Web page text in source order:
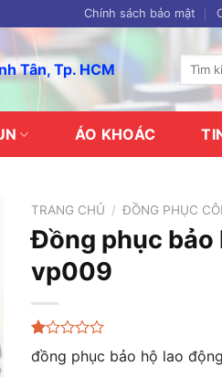
Chính sách bảo mật
Tân, Tp. HCM
Tìm
ÁO KHOÁC
TRANG CHỦ / ĐỒNG PHỤC
Đồng phục bảo
vp009
1.00
trên
1
đồng phục bảo hộ lao